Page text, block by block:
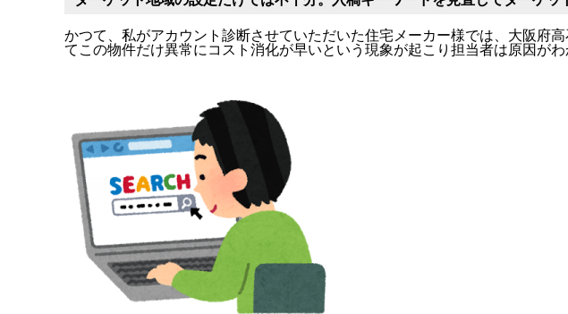
かつて、私がアカウント診断させていただいた住宅メーカー様では、 大阪府
てこの物件だけ異常にコスト消化が早いという現象が起こり担当者は原因がわ